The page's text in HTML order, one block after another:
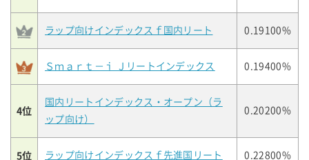
ラップ向けインデックスｆ国内リート 0.19100%
Ｓｍａｒｔ－ｉ Ｊリートインデックス 0.19400%
4位
国内リートインデックス・オープン（ラ
ップ向け）
0.20200%
5位 ラップ向けインデックスｆ先進国リート 0.22800%